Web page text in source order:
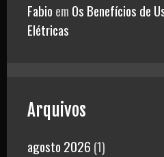
Fabio em Os Benefícios de
Elétricas
Arquivos
agosto 2026 (1)